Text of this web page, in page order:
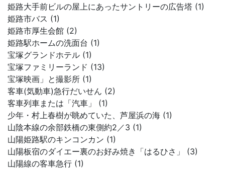
姫路大手前ビルの屋上にあったサントリーの広告塔 (1)
姫路市バス (1)
姫路市厚生会館 (2)
姫路駅ホームの洗面台 (1)
宝塚グランドホテル (1)
宝塚ファミリーランド (13)
宝塚映画」と撮影所 (1)
客車(気動車)急行だいせん (2)
客車列車または「汽車」 (1)
少年・村上春樹が眺めていた、芦屋浜の海 (1)
山陰本線の余部鉄橋の東側約2／3 (1)
山陽姫路駅のキンコンカン (1)
山陽板宿のダイエー裏のお好み焼き「はるひさ」 (3)
山陽線の客車急行 (1)